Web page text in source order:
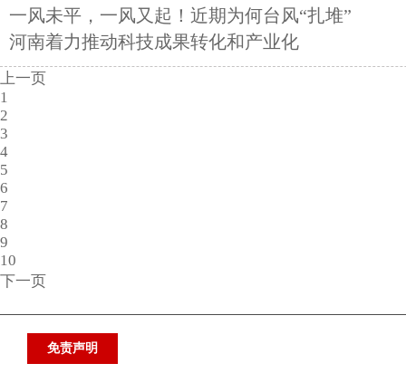
一风未平，一风又起！近期为何台风“扎堆”
河南着力推动科技成果转化和产业化
上一页
1
2
3
4
5
6
7
8
9
10
下一页
免责声明